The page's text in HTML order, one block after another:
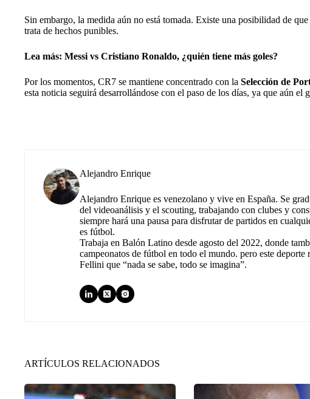
Sin embargo, la medida aún no está tomada. Existe una posibilidad de
trata de hechos punibles.
Lea más: Messi vs Cristiano Ronaldo, ¿quién tiene más goles?
Por los momentos, CR7 se mantiene concentrado con la Selección de
esta noticia seguirá desarrollándose con el paso de los días, ya que aún
Alejandro Enrique
Alejandro Enrique es venezolano y vive en España. Se
del videoanálisis y el scouting, trabajando con clubes y
siempre hará una pausa para disfrutar de partidos en
es fútbol.
Trabaja en Balón Latino desde agosto del 2022, donde
campeonatos de fútbol en todo el mundo. pero este
Fellini que “nada se sabe, todo se imagina”.
ARTÍCULOS RELACIONADOS